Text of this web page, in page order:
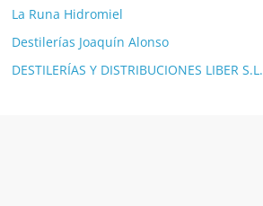
La Runa Hidromiel
Destilerías Joaquín Alonso
DESTILERÍAS Y DISTRIBUCIONES LIBER S.L.